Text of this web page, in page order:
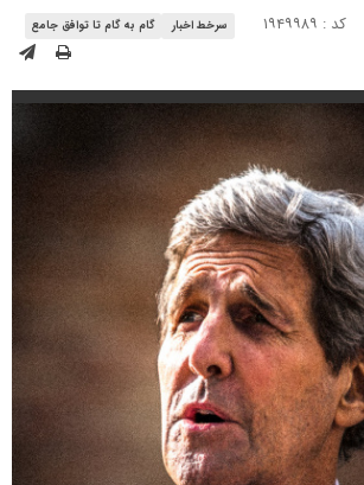
کد : ۱۹۴۹۹۸۹ سرخط اخبار گام به گام تا توافق جامع